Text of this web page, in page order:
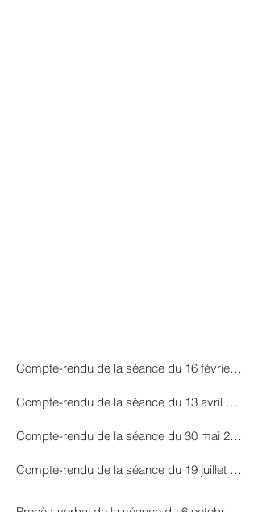
Compte-rendu de la séance du 16 février 2022
Compte-rendu de la séance du 13 avril 2022
Compte-rendu de la séance du 30 mai 2022
Compte-rendu de la séance du 19 juillet 2022